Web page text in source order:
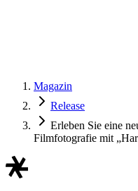
Magazin
Release
Erleben Sie eine
Filmfotografie mit